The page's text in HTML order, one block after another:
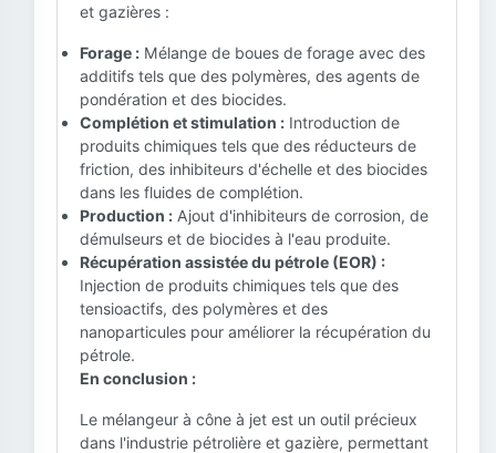
et gazières :
Forage : Mélange de boues de forage avec des
additifs tels que des polymères, des agents de
pondération et des biocides.
Complétion et stimulation : Introduction de
produits chimiques tels que des réducteurs de
friction, des inhibiteurs d'échelle et des biocides
dans les fluides de complétion.
Production : Ajout d'inhibiteurs de corrosion, de
démulseurs et de biocides à l'eau produite.
Récupération assistée du pétrole (EOR) :
Injection de produits chimiques tels que des
tensioactifs, des polymères et des
nanoparticules pour améliorer la récupération du
pétrole.
En conclusion :
Le mélangeur à cône à jet est un outil précieux
dans l'industrie pétrolière et gazière, permettant